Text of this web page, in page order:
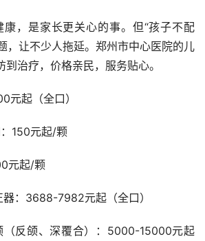
，让不少人拖延。郑州市中心医院的儿
治疗，价格亲民，服务贴心。
元起（全口）
：150元起/颗
元起/颗
：3688-7982元起（全口）